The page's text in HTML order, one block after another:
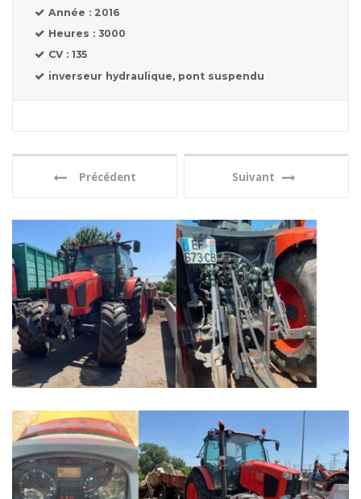
Année : 2016
Heures : 3000
CV : 135
inverseur hydraulique, pont suspendu
Précédent Suivant